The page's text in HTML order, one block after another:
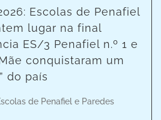
Escolas de Penafiel
lugar na final
ES/3 Penafiel n.º 1 e
conquistaram um
do país
de Penafiel e Paredes